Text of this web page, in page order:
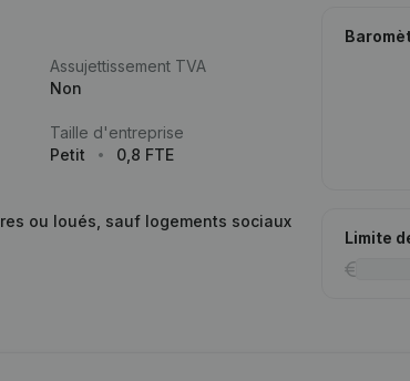
Assujettissement TVA
Non
Taille d'entreprise
Petit
0,8 FTE
ou loués, sauf logements sociaux
Limite